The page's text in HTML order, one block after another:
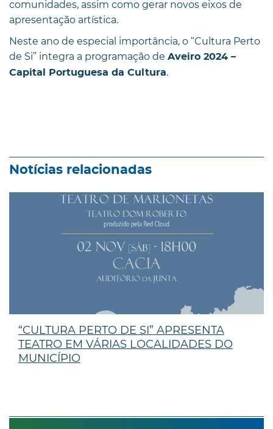
comunidades, assim como gerar novos eixos de
apresentação artística.
Neste ano de especial importância, o “Cultura Perto
de Si” integra a programação de Aveiro 2024 –
Capital Portuguesa da Cultura.
Notícias relacionadas
“CULTURA PERTO DE SI” APRESENTA
TEATRO EM VÁRIAS LOCALIDADES DO
MUNICÍPIO